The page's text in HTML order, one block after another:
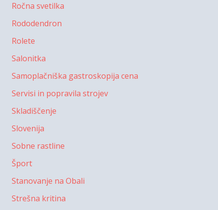
Ročna svetilka
Rododendron
Rolete
Salonitka
Samoplačniška gastroskopija cena
Servisi in popravila strojev
Skladiščenje
Slovenija
Sobne rastline
Šport
Stanovanje na Obali
Strešna kritina